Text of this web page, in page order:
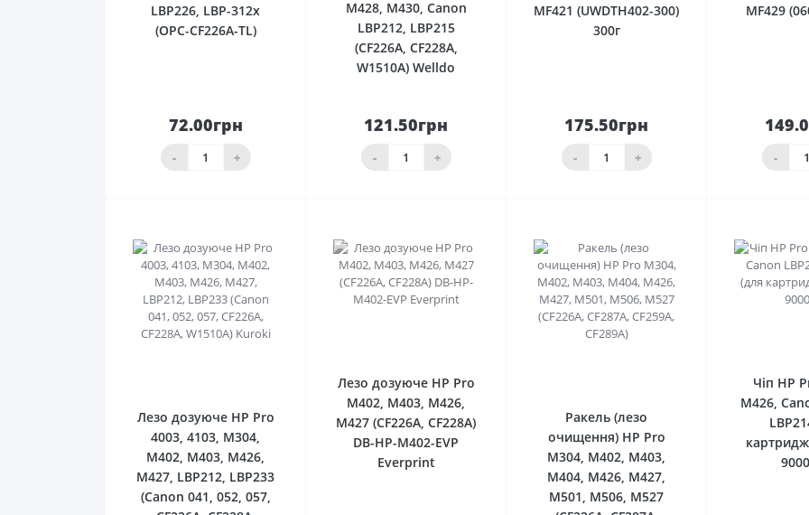
LBP226, LBP-312x
(OPC-CF226A-TL)
72.00грн
- +
кошика
M428, M430, Canon
LBP212, LBP215
(CF226A, CF228A,
W1510A) Welldo
121.50грн
- +
До
кошика
MF421 (UWDTH402-300)
300г
175.50грн
- +
До
кошика
MF429
-
Лезо дозуюче HP Pro
4003, 4103, M304,
M402, M403, M426,
M427, LBP212, LBP233
(Canon 041, 052, 057,
Лезо дозуюче HP Pro
M402, M403, M426,
M427 (CF226A, CF228A)
DB-HP-M402-EVP
Everprint
Ракель (лезо
очищення) HP Pro
M304, M402, M403,
M404, M426, M427,
M501, M506, M527
Чіп HP
M426,